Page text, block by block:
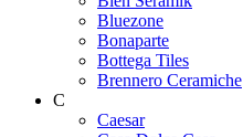
Bluezone
Bonaparte
Bottega Tiles
Brennero Ceramiche
C
Caesar